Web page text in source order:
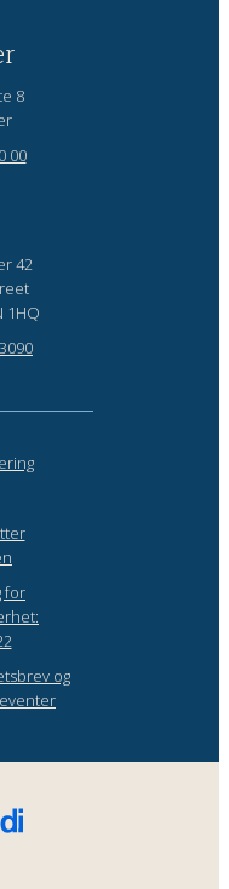
8
00
42
1HQ
for
og